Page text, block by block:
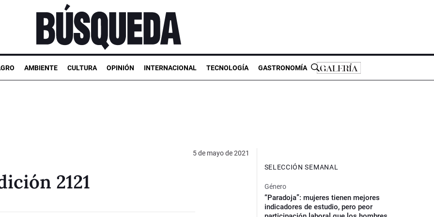
AMBIENTE CULTURA OPINIÓN INTERNACIONAL TECNOLOGÍA GASTRONOMÍA
5 de mayo de 2021
2121
SELECCIÓN SEMANAL
Género
“Paradoja”: mujeres tienen mejores
indicadores de estudio, pero peor